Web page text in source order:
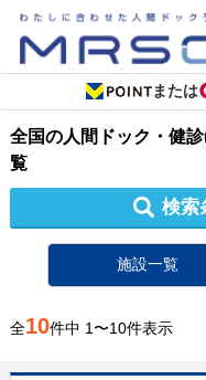
または
全国の人間ドック・健診
覧
検索
施設一覧
全10件中 1〜10件表示